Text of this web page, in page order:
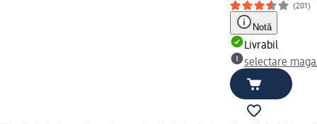
(201)
Notă
Livrabil
selectare